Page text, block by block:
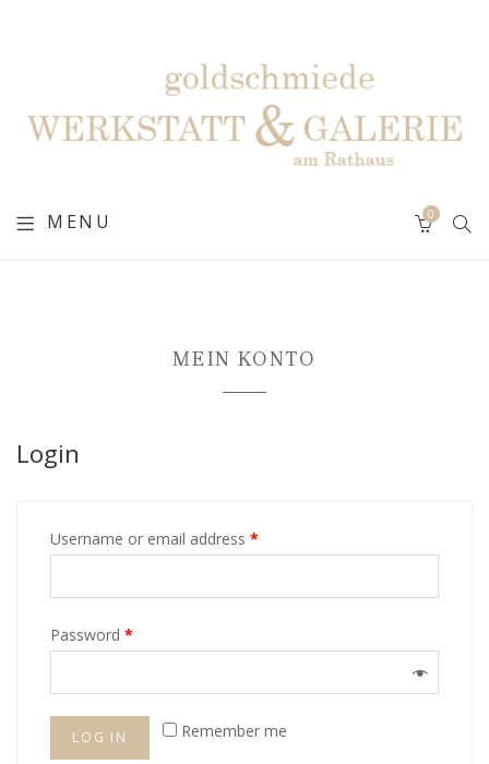
MENU 0
MEIN KONTO
Login
Username or email address *
Password *
Remember me
LOG IN